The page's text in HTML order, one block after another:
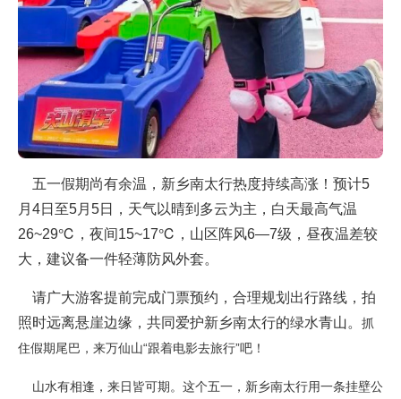
五一假期尚有余温，新乡南太行热度持续高涨！预计5
月4日至5月5日，天气以晴到多云为主，白天最高气温
26~29℃，夜间15~17℃，山区阵风6—7级，昼夜温差较
大，建议备一件轻薄防风外套。
请广大游客提前完成门票预约，合理规划出行路线，拍
照时远离悬崖边缘，共同爱护新乡南太行的绿水青山。 抓
住假期尾巴，来万仙山“跟着电影去旅行”吧！
山水有相逢，来日皆可期。 这个五一，新乡南太行用一条挂壁公